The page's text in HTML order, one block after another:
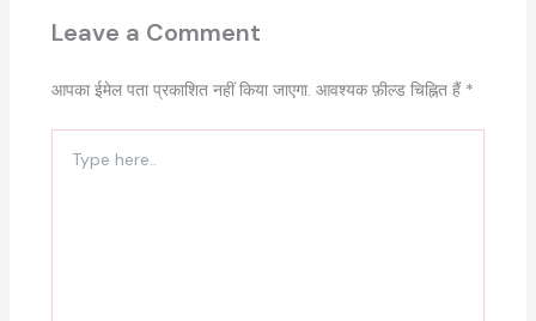
Leave a Comment
आपका ईमेल पता प्रकाशित नहीं किया जाएगा. आवश्यक फ़ील्ड चिह्नित हैं *
here..